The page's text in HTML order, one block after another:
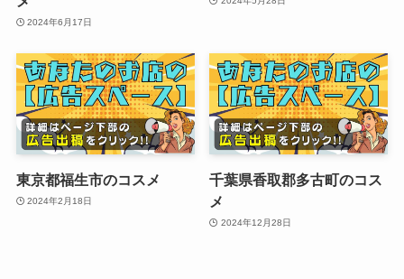
2024年6月17日
東京都福生市のコスメ
2024年2月18日
千葉県香取郡多古町のコス
メ
2024年12月28日